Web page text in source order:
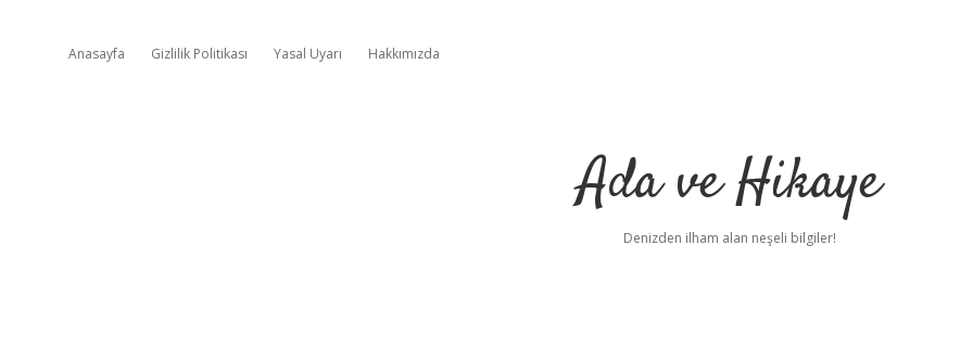
Anasayfa Gizlilik Politikası Yasal Uyarı Hakkımızda
Ada ve Hikaye
Denizden ilham alan neşeli bilgiler!